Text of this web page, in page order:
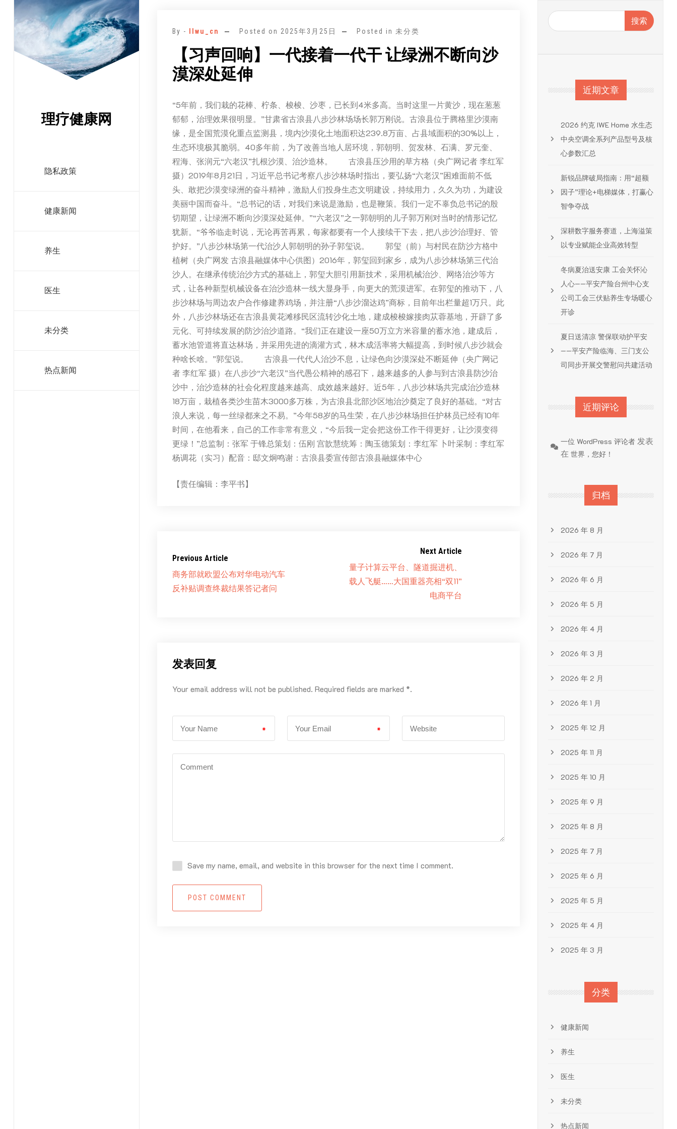
理疗健康网
隐私政策
健康新闻
养生
医生
未分类
热点新闻
By - llwu_cn Posted on 2025年3月25日 Posted in 未分类
【习声回响】一代接着一代干 让绿洲不断向沙
漠深处延伸
“5年前，我们栽的花棒、柠条、梭梭、沙枣，已长到4米多高。当时这里一片黄沙，现在葱葱
郁郁，治理效果很明显。”甘肃省古浪县八步沙林场场长郭万刚说。古浪县位于腾格里沙漠南
缘，是全国荒漠化重点监测县，境内沙漠化土地面积达239.8万亩、占县域面积的30%以上，
生态环境极其脆弱。40多年前，为了改善当地人居环境，郭朝明、贺发林、石满、罗元奎、
程海、张润元“六老汉”扎根沙漠、治沙造林。 古浪县压沙用的草方格（央广网记者 李红军
摄）2019年8月21日，习近平总书记考察八步沙林场时指出，要弘扬“六老汉”困难面前不低
头、敢把沙漠变绿洲的奋斗精神，激励人们投身生态文明建设，持续用力，久久为功，为建设
美丽中国而奋斗。“总书记的话，对我们来说是激励，也是鞭策。我们一定不辜负总书记的殷
切期望，让绿洲不断向沙漠深处延伸。”“六老汉”之一郭朝明的儿子郭万刚对当时的情形记忆
犹新。“爷爷临走时说，无论再苦再累，每家都要有一个人接续干下去，把八步沙治理好、管
护好。”八步沙林场第一代治沙人郭朝明的孙子郭玺说。 郭玺（前）与村民在防沙方格中
植树（央广网发 古浪县融媒体中心供图）2016年，郭玺回到家乡，成为八步沙林场第三代治
沙人。在继承传统治沙方式的基础上，郭玺大胆引用新技术，采用机械治沙、网络治沙等方
式，让各种新型机械设备在治沙造林一线大显身手，向更大的荒漠进军。在郭玺的推动下，八
步沙林场与周边农户合作修建养鸡场，并注册“八步沙溜达鸡”商标，目前年出栏量超1万只。此
外，八步沙林场还在古浪县黄花滩移民区流转沙化土地，建成梭梭嫁接肉苁蓉基地，开辟了多
元化、可持续发展的防沙治沙道路。“我们正在建设一座50万立方米容量的蓄水池，建成后，
蓄水池管道将直达林场，并采用先进的滴灌方式，林木成活率将大幅提高，到时候八步沙就会
种啥长啥。”郭玺说。 古浪县一代代人治沙不息，让绿色向沙漠深处不断延伸（央广网记
者 李红军 摄）在八步沙“六老汉”当代愚公精神的感召下，越来越多的人参与到古浪县防沙治
沙中，治沙造林的社会化程度越来越高、成效越来越好。近5年，八步沙林场共完成治沙造林
18万亩，栽植各类沙生苗木3000多万株，为古浪县北部沙区地治沙奠定了良好的基础。“对古
浪人来说，每一丝绿都来之不易。”今年58岁的马生荣，在八步沙林场担任护林员已经有10年
时间，在他看来，自己的工作非常有意义，“今后我一定会把这份工作干得更好，让沙漠变得
更绿！”总监制：张军 于锋总策划：伍刚 宫歆慧统筹：陶玉德策划：李红军 卜叶采制：李红军
杨调花（实习）配音：邸文炯鸣谢：古浪县委宣传部古浪县融媒体中心
【责任编辑：李平书】
Previous Article
商务部就欧盟公布对华电动汽车
反补贴调查终裁结果答记者问
Next Article
量子计算云平台、隧道掘进机、
载人飞艇……大国重器亮相“双11”
电商平台
发表回复
Your email address will not be published. Required fields are marked *.
* *
Save my name, email, and website in this browser for the next time I comment.
POST COMMENT
搜索
近期文章
2026 约克 IWE Home 水生态
中央空调全系列产品型号及核
心参数汇总
新锐品牌破局指南：用“超额
因子”理论+电梯媒体，打赢心
智争夺战
深耕数字服务赛道，上海溢策
以专业赋能企业高效转型
冬病夏治送安康 工会关怀沁
人心——平安产险台州中心支
公司工会三伏贴养生专场暖心
开诊
夏日送清凉 警保联动护平安
——平安产险临海、三门支公
司同步开展交警慰问共建活动
近期评论
一位 WordPress 评论者 发表
在世界，您好！
归档
2026 年 8 月
2026 年 7 月
2026 年 6 月
2026 年 5 月
2026 年 4 月
2026 年 3 月
2026 年 2 月
2026 年 1 月
2025 年 12 月
2025 年 11 月
2025 年 10 月
2025 年 9 月
2025 年 8 月
2025 年 7 月
2025 年 6 月
2025 年 5 月
2025 年 4 月
2025 年 3 月
分类
健康新闻
养生
医生
未分类
热点新闻